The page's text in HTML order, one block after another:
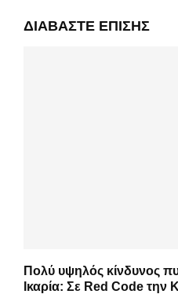
ΔΙΑΒΆΣΤΕ ΕΠΊΣΗΣ
Πολύ υψηλός κίνδυνος
Ικαρία: Σε Red Code την